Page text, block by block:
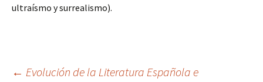
ultraísmo y surrealismo).
← Evolución de la Literatura Española e